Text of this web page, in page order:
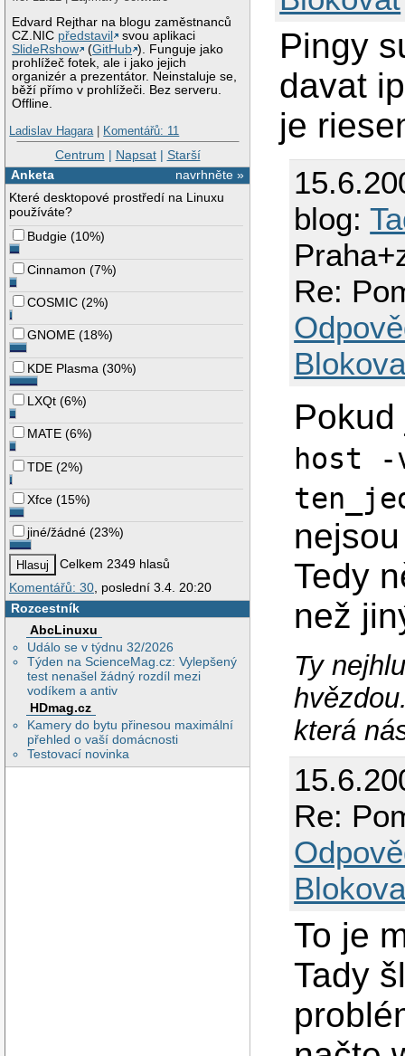
Edvard Rejthar na blogu zaměstnanců
CZ.NIC představil
svou aplikaci
SlideRshow
(GitHub ). Funguje jako
prohlížeč fotek, ale i jako jejich
organizér a prezentátor. Neinstaluje se,
běží přímo v prohlížeči. Bez serveru.
Offline.
Ladislav Hagara| Komentářů: 11
Centrum | Napsat| Starší
navrhněte »
Anketa
Které desktopové prostředí na Linuxu
používáte?
Budgie (10%)
Cinnamon (7%)
COSMIC (2%)
GNOME (18%)
KDE Plasma (30%)
LXQt (6%)
MATE (6%)
TDE (2%)
Xfce (15%)
jiné/žádné (23%)
Celkem 2349 hlasů
Komentářů: 30 , poslední 3.4. 20:20
Rozcestník
AbcLinuxu
Událo se v týdnu 32/2026
Týden na ScienceMag.cz: Vylepšený
test nenašel žádný rozdíl mezi
vodíkem a antiv
HDmag.cz
Kamery do bytu přinesou maximální
přehled o vaší domácnosti
Testovací novinka
Pingy
davat
je
blog:
Re:
host -
Tedy
než
Ty
která
Re:
To je
Tady